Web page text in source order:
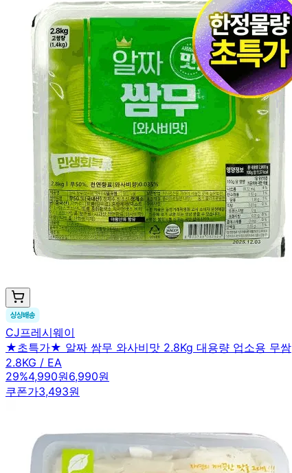
CJ프레시웨이
★초특가★ 알짜 쌈무 와사비맛 2.8Kg 대용량 업소용 무쌈
2.8KG / EA
29%4,990원6,990원
쿠폰가3,493원